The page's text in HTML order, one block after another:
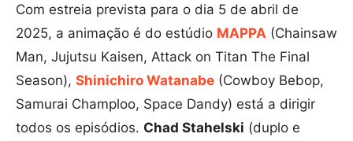
Com estreia prevista para o dia 5 de abril de
2025, a animação é do estúdio MAPPA (Chainsaw
Man, Jujutsu Kaisen, Attack on Titan The Final
Season), Shinichiro Watanabe (Cowboy Bebop,
Samurai Champloo, Space Dandy) está a dirigir
todos os episódios. Chad Stahelski (duplo e